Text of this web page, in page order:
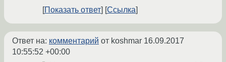
Показать ответ
Ссылка
Ответ на: комментарий от koshmar 16.09.2017
10:55:52 +00:00